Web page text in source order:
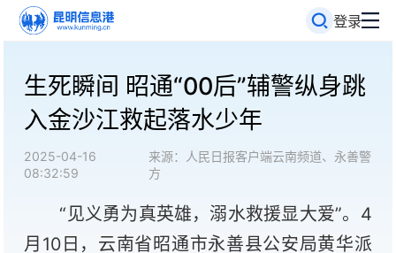
登录
生死瞬间 昭通“00后”辅警纵身跳
入金沙江救起落水少年
2025-04-16
08:32:59
来源：人民日报客户端云南频道、永善警
方
“见义勇为真英雄，溺水救援显大爱”。4
月10日，云南省昭通市永善县公安局黄华派